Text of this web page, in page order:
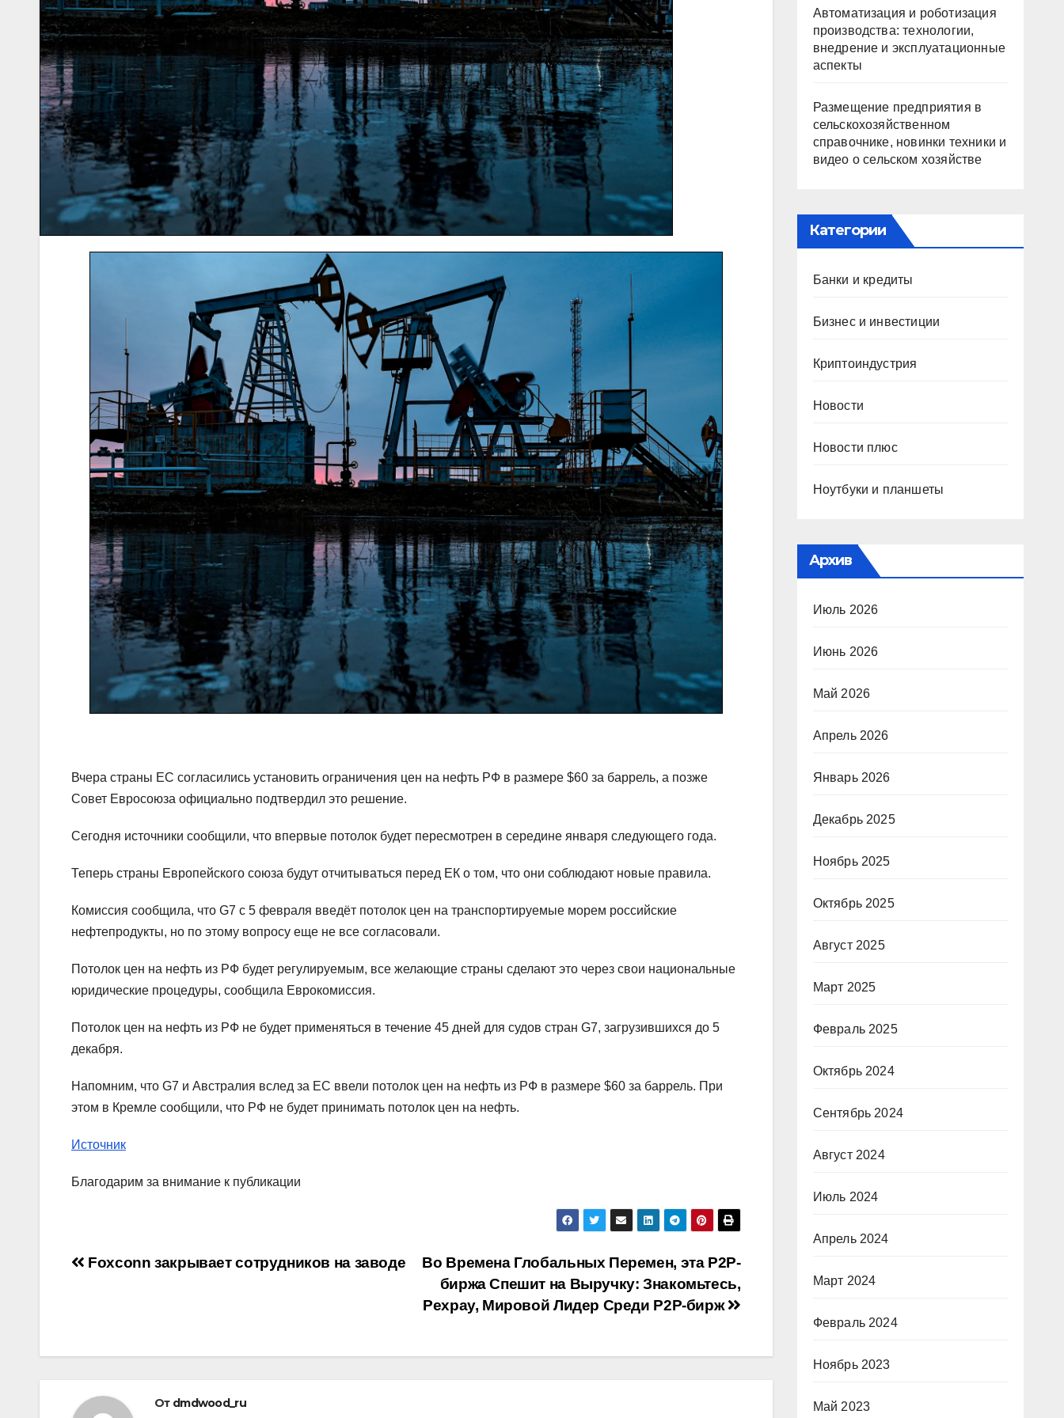
Вчера страны ЕС согласились установить ограничения цен на нефть РФ в размере $60 за баррель, а позже
Совет Евросоюза официально подтвердил это решение.
Сегодня источники сообщили, что впервые потолок будет пересмотрен в середине января следующего года.
Теперь страны Европейского союза будут отчитываться перед ЕК о том, что они соблюдают новые правила.
Комиссия сообщила, что G7 с 5 февраля введёт потолок цен на транспортируемые морем российские
нефтепродукты, но по этому вопросу еще не все согласовали.
Потолок цен на нефть из РФ будет регулируемым, все желающие страны сделают это через свои национальные
юридические процедуры, сообщила Еврокомиссия.
Потолок цен на нефть из РФ не будет применяться в течение 45 дней для судов стран G7, загрузившихся до 5
декабря.
Напомним, что G7 и Австралия вслед за ЕС ввели потолок цен на нефть из РФ в размере $60 за баррель. При
этом в Кремле сообщили, что РФ не будет принимать потолок цен на нефть.
Источник
Благодарим за внимание к публикации
Навигация
Во Времена Глобальных Перемен, эта P2P-
биржа Спешит на Выручку: Знакомьтесь,
Pexpay, Мировой Лидер Среди P2P-бирж
Foxconn закрывает сотрудников на заводе
От dmdwood_ru
Автоматизация и роботизация
производства: технологии,
внедрение и эксплуатационные
аспекты
Размещение предприятия в
сельскохозяйственном
справочнике, новинки техники и
видео о сельском хозяйстве
Категории
Банки и кредиты
Бизнес и инвестиции
Криптоиндустрия
Новости
Новости плюс
Ноутбуки и планшеты
Архив
Июль 2026
Июнь 2026
Май 2026
Апрель 2026
Январь 2026
Декабрь 2025
Ноябрь 2025
Октябрь 2025
Август 2025
Март 2025
Февраль 2025
Октябрь 2024
Сентябрь 2024
Август 2024
Июль 2024
Апрель 2024
Март 2024
Февраль 2024
Ноябрь 2023
Май 2023